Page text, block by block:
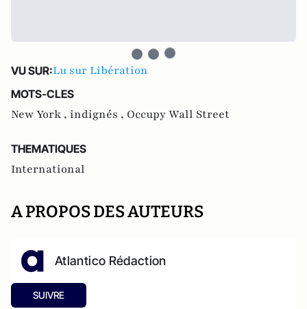
VU SUR:Lu sur Libération
MOTS-CLES
New York , indignés , Occupy Wall Street
THEMATIQUES
International
A PROPOS DES AUTEURS
Atlantico Rédaction
SUIVRE